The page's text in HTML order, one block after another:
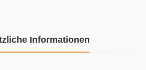
Informationen